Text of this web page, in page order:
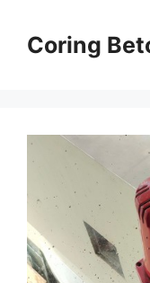
contentCoring